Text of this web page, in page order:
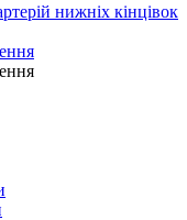
нижніх кінцівок